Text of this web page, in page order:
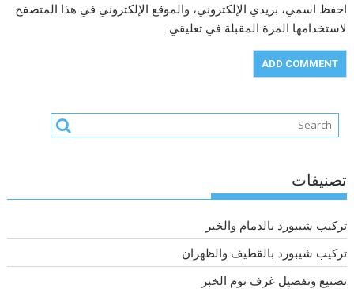
احفظ اسمي، بريدي الإلكتروني، والموقع الإلكتروني في هذا المتصفح
لاستخدامها المرة المقبلة في تعليقي.
تصنيفات
تركيب شيبورد بالدمام والخبر
تركيب شيبورد بالقطيف والظهران
تصنيع وتفصيل غرف نوم الخبر